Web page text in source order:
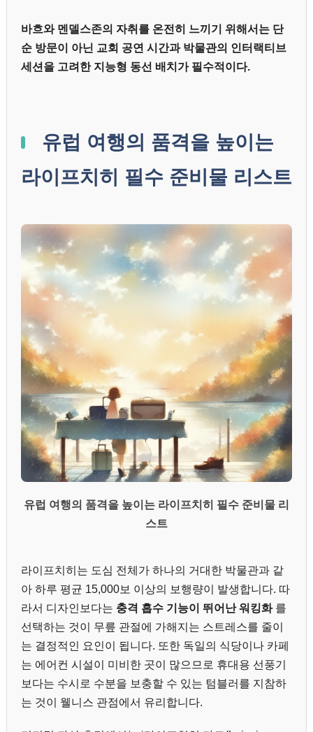
바흐와 멘델스존의 자취를 온전히 느끼기 위해서는 단
순 방문이 아닌 교회 공연 시간과 박물관의 인터랙티브
세션을 고려한 지능형 동선 배치가 필수적이다.
유럽 여행의 품격을 높이는
라이프치히 필수 준비물 리스트
유럽 여행의 품격을 높이는 라이프치히 필수 준비물 리
스트
라이프치히는 도심 전체가 하나의 거대한 박물관과 같
아 하루 평균 15,000보 이상의 보행량이 발생합니다. 따
라서 디자인보다는 충격 흡수 기능이 뛰어난 워킹화 를
선택하는 것이 무릎 관절에 가해지는 스트레스를 줄이
는 결정적인 요인이 됩니다. 또한 독일의 식당이나 카페
는 에어컨 시설이 미비한 곳이 많으므로 휴대용 선풍기
보다는 수시로 수분을 보충할 수 있는 텀블러를 지참하
는 것이 웰니스 관점에서 유리합니다.